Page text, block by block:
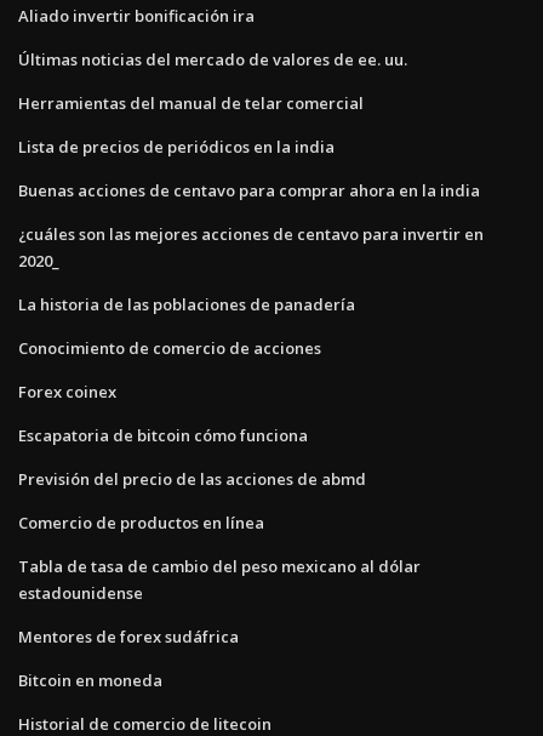
Aliado invertir bonificación ira
Últimas noticias del mercado de valores de ee. uu.
Herramientas del manual de telar comercial
Lista de precios de periódicos en la india
Buenas acciones de centavo para comprar ahora en la india
¿cuáles son las mejores acciones de centavo para invertir en
2020_
La historia de las poblaciones de panadería
Conocimiento de comercio de acciones
Forex coinex
Escapatoria de bitcoin cómo funciona
Previsión del precio de las acciones de abmd
Comercio de productos en línea
Tabla de tasa de cambio del peso mexicano al dólar
estadounidense
Mentores de forex sudáfrica
Bitcoin en moneda
Historial de comercio de litecoin